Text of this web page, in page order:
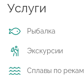
Услуги
Рыбалка
Экскурсии
Сплавы по рекам